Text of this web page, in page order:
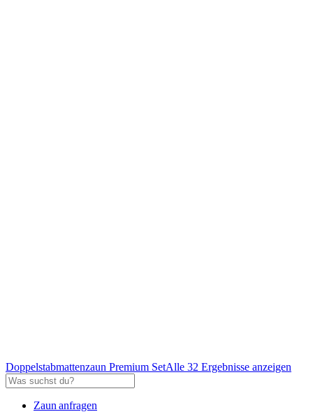
Doppelstabmattenzaun Premium SetAlle 32 Ergebnisse anzeigen
Zaun anfragen